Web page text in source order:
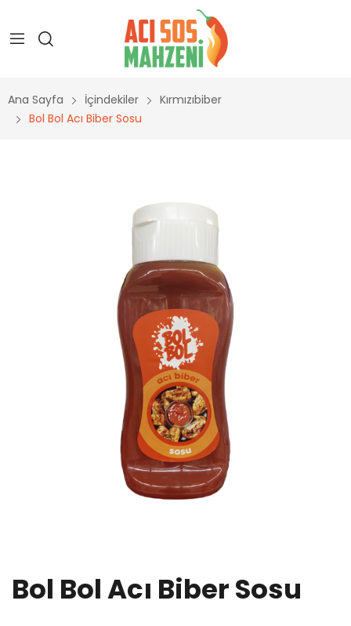
Ana Sayfa İçindekiler
Kırmızıbiber
Bol Bol Acı Biber Sosu
Bol Bol Acı Biber Sosu